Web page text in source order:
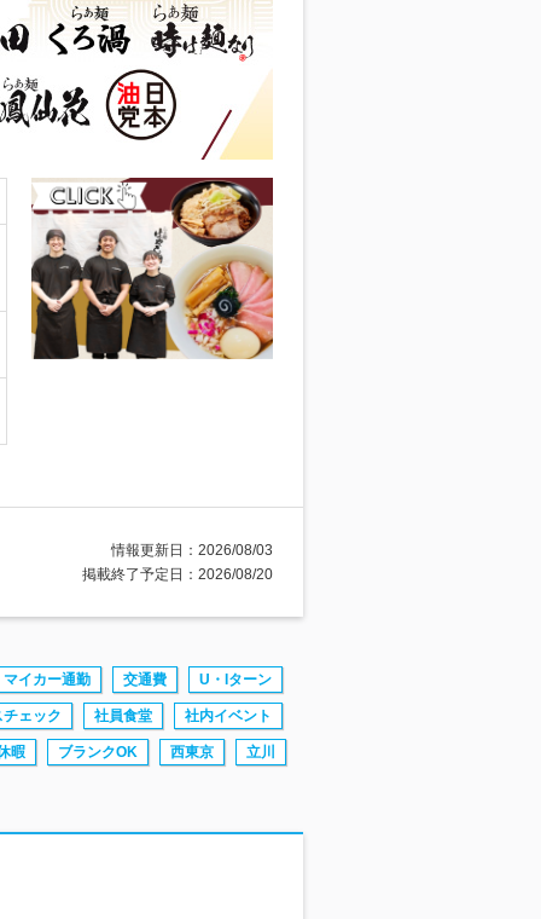
情報更新日：2026/08/03
掲載終了予定日：2026/08/20
マイカー通勤 交通費 U・Iターン
ェック 社員食堂 社内イベント
暇 ブランクOK 西東京 立川